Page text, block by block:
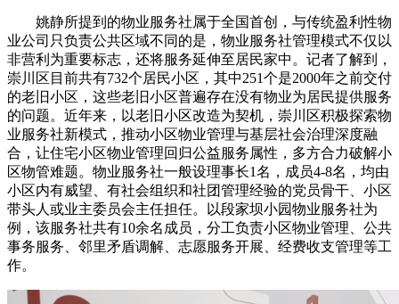
姚静所提到的物业服务社属于全国首创，与传统盈利性物
业公司只负责公共区域不同的是，物业服务社管理模式不仅以
非营利为重要标志，还将服务延伸至居民家中。记者了解到，
崇川区目前共有732个居民小区，其中251个是2000年之前交付
的老旧小区，这些老旧小区普遍存在没有物业为居民提供服务
的问题。近年来，以老旧小区改造为契机，崇川区积极探索物
业服务社新模式，推动小区物业管理与基层社会治理深度融
合，让住宅小区物业管理回归公益服务属性，多方合力破解小
区物管难题。物业服务社一般设理事长1名，成员4-8名，均由
小区内有威望、有社会组织和社团管理经验的党员骨干、小区
带头人或业主委员会主任担任。以段家坝小园物业服务社为
例，该服务社共有10余名成员，分工负责小区物业管理、公共
事务服务、邻里矛盾调解、志愿服务开展、经费收支管理等工
作。